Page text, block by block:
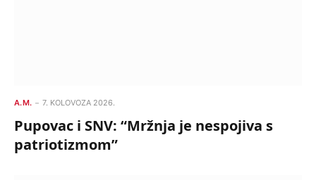
A.M. 7. KOLOVOZA 2026.
Pupovac i SNV: “Mržnja je nespojiva s
patriotizmom”